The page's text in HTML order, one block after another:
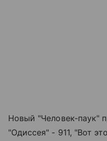
Новый "Человек-паук"
"Одиссея" - 911, "Вот